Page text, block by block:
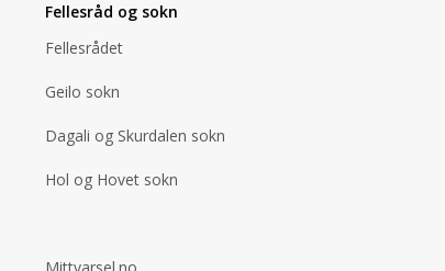
Fellesråd og sokn
Fellesrådet
Geilo sokn
Dagali og Skurdalen sokn
Hol og Hovet sokn